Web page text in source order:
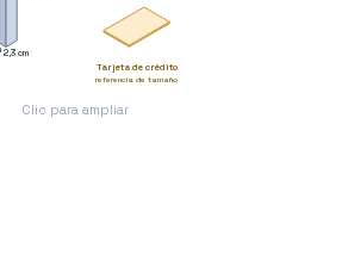
2,3 cm
Tarjeta de crédito
referencia de tamaño
Clic para ampliar